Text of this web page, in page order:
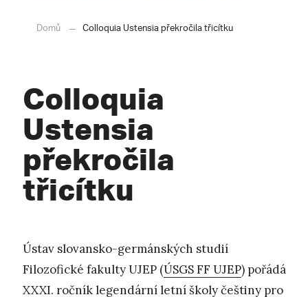
Domů Colloquia Ustensia překročila třicítku
Colloquia
Ustensia
překročila
třicítku
Ústav slovansko-germánských studií
Filozofické fakulty UJEP (ÚSGS FF UJEP) pořádá
XXXI. ročník legendární letní školy češtiny pro